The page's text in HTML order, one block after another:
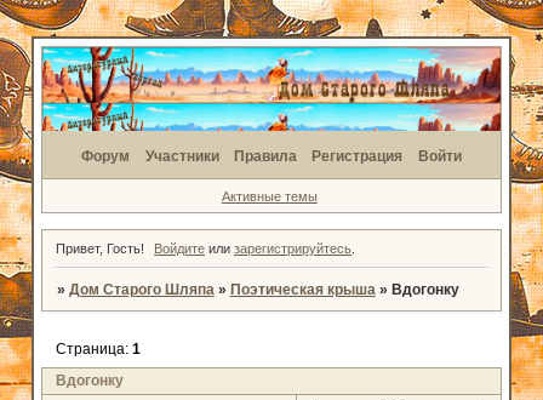
Форум Участники Правила Регистрация Войти
Активные темы
Привет, Гость! Войдите илизарегистрируйтесь
» Дом Старого Шляпа » Поэтическая крыша » Вдогонку
Вдогонку
Страница: 1